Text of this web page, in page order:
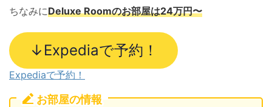
ちなみにDeluxe Roomのお部屋は24万円〜
↓Expediaで予約！
Expediaで予約！
お部屋の情報